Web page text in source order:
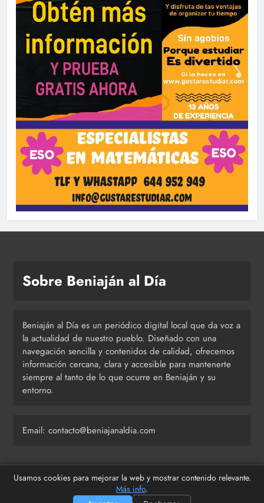
Usamos cookies para mejorar la web y mostrar contenido relevante.
Más info.
Sobre Beniaján al Día
Beniaján al Día es un periódico digital local que da voz a
la actualidad de nuestro pueblo. Diseñado con una
navegación sencilla y contenidos de calidad, ofrecemos
información cercana, clara y accesible para mantenerte
siempre al tanto de lo que ocurre en Beniaján y su
entorno.
Email: contacto@beniajanaldia.com
Últimas publicaciones